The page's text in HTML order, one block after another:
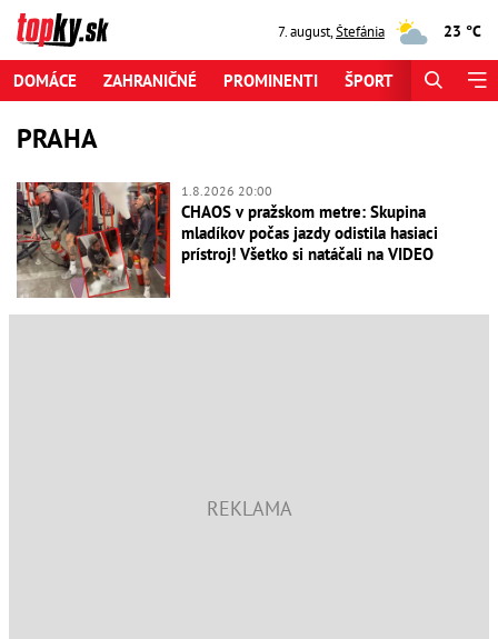
7. august,Štefánia 23 °C
DOMÁCE ZAHRANIČNÉ PROMINENTI ŠPORT
PRAHA
1.8.2026 20:00
CHAOS v pražskom metre: Skupina
mladíkov počas jazdy odistila hasiaci
prístroj! Všetko si natáčali na VIDEO